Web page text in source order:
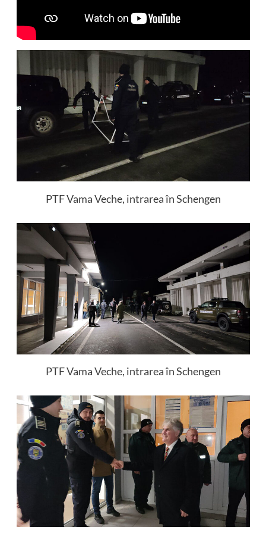
PTF Vama Veche, intrarea în Schengen
PTF Vama Veche, intrarea în Schengen